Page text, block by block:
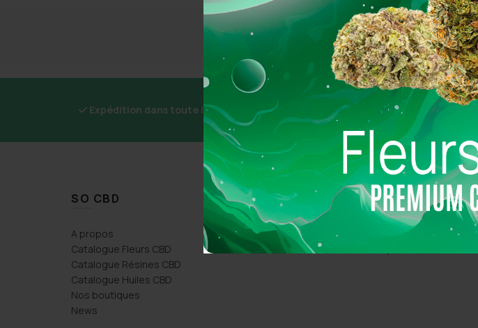
Expédition dans toute la France Livraison en 24h
SO CBD
A propos
Catalogue Fleurs CBD
Catalogue Résines CBD
Catalogue Huiles CBD
Nos boutiques
News
2 CBD SHOP À PARIS
So CBD 21 Rue Simart, 75018 Paris
So CBD 36 Rue Oberkampf, 75011 Paris